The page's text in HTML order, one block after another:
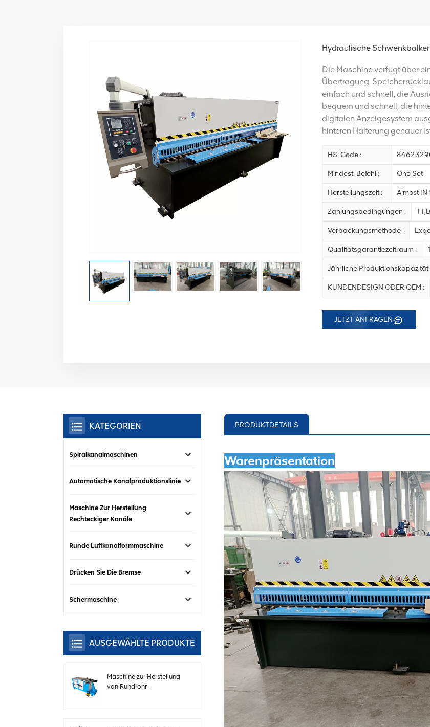
Hydraulische
Die Maschine verfügt über
Übertragung,
einfach und schnell, die
bequem und schnell, die
digitalen Anzeigesystem
hinteren Halterung genauer
HS-Code :
Mindest. Befehl : One Set
Herstellungszeit : Almost IN
Zahlungsbedingungen :
Verpackungsmethode :
Qualitätsgarantiezeitraum :
Jährliche Produktionskapazität
KUNDENDESIGN ODER OEM :
JETZT ANFRAGEN
PRODUKTDETAILS
Warenpräsentation
KATEGORIEN
Spiralkanalmaschinen
Automatische Kanalproduktionslinie
Maschine Zur Herstellung
Rechteckiger Kanäle
Runde Luftkanalformmaschine
Drücken Sie Die Bremse
Schermaschine
AUSGEWÄHLTE PRODUKTE
Maschine zur Herstellung
von Rundrohr-